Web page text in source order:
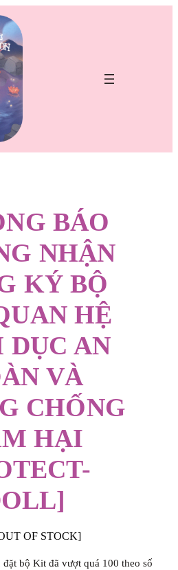
BÁO
NHẬN
KÝ BỘ
HỆ
DỤC AN
VÀ
CHỐNG
HẠI
OF STOCK]
bộ Kit đã vượt quá 100 theo số